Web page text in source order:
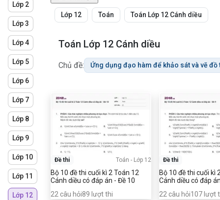
Lớp 2
Lớp 3
Lớp 4
Lớp 5
Lớp 6
Lớp 7
Lớp 8
Lớp 9
Lớp 10
Lớp 11
Lớp 12
Lớp 12 Toán Toán Lớp 12 Cánh diều
Toán Lớp 12 Cánh diều
Chủ đề: Ứng dụng đạo hàm để khảo sát và vẽ đồ
Đề thi Toán - Lớp 12
Bộ 10 đề thi cuối kì 2 Toán 12
Cánh diều có đáp án - Đề 10
22 câu hỏi89 lượt thi
Đề thi
Bộ 10 đề thi cuối kì
Cánh diều có đáp
22 câu hỏi107 lượt